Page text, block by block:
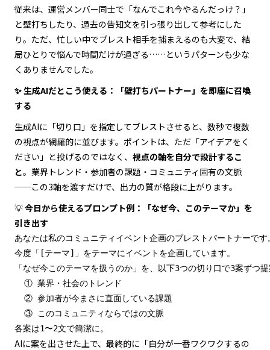
従来は、運営メンバー同士で「なんでこれ今やるんだっけ？」
と壁打ちしたり、過去の告知文を引っ張り出して参考にした
り。ただ、忙しい中でブレスト相手を捕まえるのも大変で、結
局ひとりで悩んで時間だけが過ぎる……というパターンも少な
くありませんでした。
✨ 生成AIだとこう使える：「壁打ちパートナー」を即座に召喚
する
生成AIに「切り口」を指定してブレストさせると、数秒で複数
の視点が網羅的に並びます。ポイントは、ただ「アイデアをく
ださい」と投げるのではなく、 視点の軸を自分で設計するこ
と。業界トレンド・参加者の課題・コミュニティ固有の文脈
──この3軸を渡すだけで、出力の質が格段に上がります。
💡今日から使えるプロンプト例：「なぜ今、このテーマか」を
引き出す
あなたは私のコミュニティイベント企画のブレストパートナーです
今度「[テーマ]」をテーマにイベントを企画しています。
「なぜ今このテーマを扱うのか」を、以下3つの切り口で3案ずつ
  ① 業界・社会のトレンド
  ② 参加者が今まさに直面している課題
  ③ このコミュニティならではの文脈
各案は1〜2文で簡潔に。
AIに案を出させた上で、最終的に「自分が一番ワクワクするの